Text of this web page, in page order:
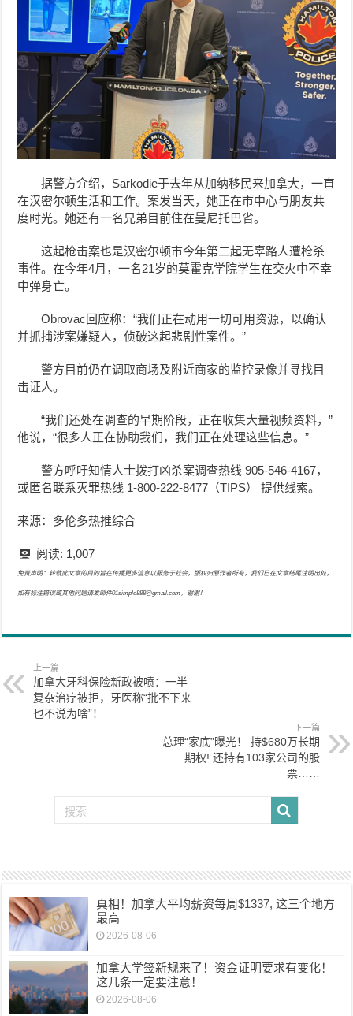
据警方介绍，Sarkodie于去年从加纳移民来加拿大，一直
在汉密尔顿生活和工作。案发当天，她正在市中心与朋友共
度时光。她还有一名兄弟目前住在曼尼托巴省。
这起枪击案也是汉密尔顿市今年第二起无辜路人遭枪杀
事件。在今年4月，一名21岁的莫霍克学院学生在交火中不幸
中弹身亡。
Obrovac回应称：“我们正在动用一切可用资源，以确认
并抓捕涉案嫌疑人，侦破这起悲剧性案件。”
警方目前仍在调取商场及附近商家的监控录像并寻找目
击证人。
“我们还处在调查的早期阶段，正在收集大量视频资料，”
他说，“很多人正在协助我们，我们正在处理这些信息。”
警方呼吁知情人士拨打凶杀案调查热线 905-546-4167，
或匿名联系灭罪热线 1-800-222-8477（TIPS） 提供线索。
来源：多伦多热推综合
阅读: 1,007
免责声明：转载此文章的目的旨在传播更多信息以服务于社会，版权归原作者所有，我们已在文章结尾注明出处，
如有标注错误或其他问题请发邮件01simple888@gmail.com，谢谢！
上一篇
加拿大牙科保险新政被喷：一半
复杂治疗被拒，牙医称“批不下来
也不说为啥”！
下一篇
总理“家底”曝光！ 持$680万长期
期权! 还持有103家公司的股
票……
真相！加拿大平均薪资每周$1337, 这三个地方
最高
2026-08-06
加拿大学签新规来了！资金证明要求有变化！
这几条一定要注意！
2026-08-06